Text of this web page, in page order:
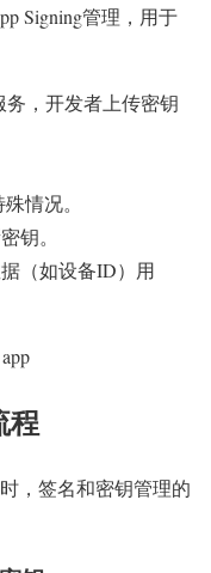
Signing管理，用于
务，开发者上传密钥
情况。
钥。
（如设备ID）用
程
，签名和密钥管理的